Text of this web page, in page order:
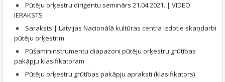
Pūtēju orķestru diriģentu seminārs 21.04.2021. | VIDEO
IERAKSTS
Saraksts | Latvijas Nacionālā kultūras centra izdotie skaņdarbi
pūtēju orķestrim
Pūšamininstrumentu diapazoni pūtēju orķestru grūtības
pakāpju klasifikatoram
Pūtēju orķestru grūtības pakāpju apraksti (klasifikators)